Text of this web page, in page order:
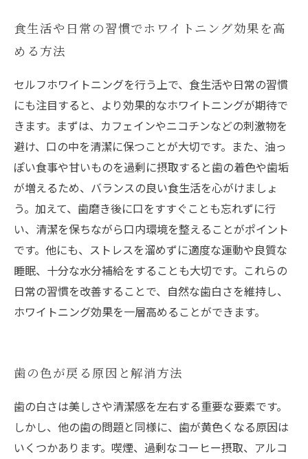
食生活や日常の習慣でホワイトニング効果を高
める方法
セルフホワイトニングを行う上で、食生活や日常の習慣
にも注目すると、より効果的なホワイトニングが期待で
きます。まずは、カフェインやニコチンなどの刺激物を
避け、口の中を清潔に保つことが大切です。また、油っ
ぽい食事や甘いものを過剰に摂取すると歯の着色や歯垢
が増えるため、バランスの良い食生活を心がけましょ
う。加えて、歯磨き後に口をすすぐことも忘れずに行
い、清潔を保ちながら口内環境を整えることがポイント
です。他にも、ストレスを溜めずに適度な運動や良質な
睡眠、十分な水分補給をすることも大切です。これらの
日常の習慣を改善することで、自然な歯白さを維持し、
ホワイトニング効果を一層高めることができます。
歯の色が戻る原因と解消方法
歯の白さは美しさや清潔感を左右する重要な要素です。
しかし、他の歯の問題と同様に、歯が黄色くなる原因は
いくつかあります。喫煙、過剰なコーヒー摂取、アルコ